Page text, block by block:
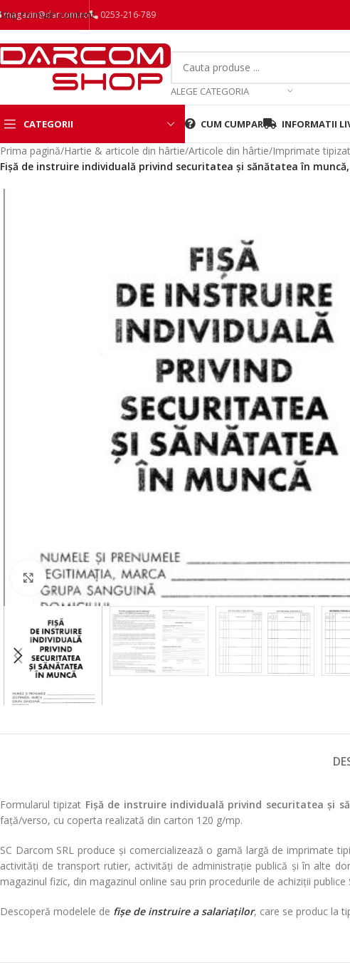
Skip to main content
magazin@darcom.ro 0253-216-789
ALEGE CATEGORIA
CATEGORII CUM CUMPAR INFORMATII
Prima pagină/Hartie & articole din hârtie/Articole din hârtie/Imprimate
Fișă de instruire individuală privind securitatea și sănătatea în
Mareste
Formularul tipizat Fișă de instruire individuală privind securitatea și
față/verso, cu coperta realizată din carton 120 g/mp.
SC Darcom SRL produce și comercializează o gamă largă de imprimate
activități de transport rutier, activități de administrație publică și în alte
magazinul fizic, din magazinul online sau prin procedurile de achiziții publice
Descoperă modelele de fișe de instruire a salariaților, care se produc la